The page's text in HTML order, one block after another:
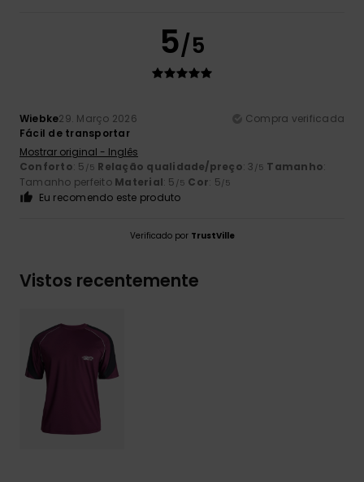
5/5
Wiebke29. Março 2026
Compra verificada
Fácil de transportar
Mostrar original - Inglês
Conforto: 5 /5 Relação qualidade/preço: 3 /5 Tamanho:
Tamanho perfeito Material: 5 /5 Cor: 5/5
Eu recomendo este produto
Verificado por TrustVille
Vistos recentemente